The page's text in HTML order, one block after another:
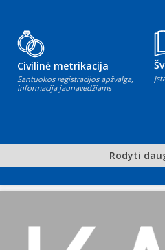
Civilinė metrikacija
Santuokos registracijos apžvalga,
informacija jaunavedžiams
Rodyti